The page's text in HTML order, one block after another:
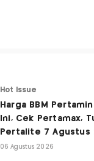
Hot Issue
Harga BBM
Ini, Cek Pertamax,
Pertalite 7 Agustus
06 Agustus 2026